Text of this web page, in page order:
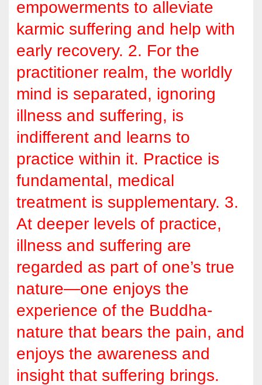
empowerments to alleviate
karmic suffering and help with
early recovery. 2. For the
practitioner realm, the worldly
mind is separated, ignoring
illness and suffering, is
indifferent and learns to
practice within it. Practice is
fundamental, medical
treatment is supplementary. 3.
At deeper levels of practice,
illness and suffering are
regarded as part of one’s true
nature—one enjoys the
experience of the Buddha-
nature that bears the pain, and
enjoys the awareness and
insight that suffering brings.